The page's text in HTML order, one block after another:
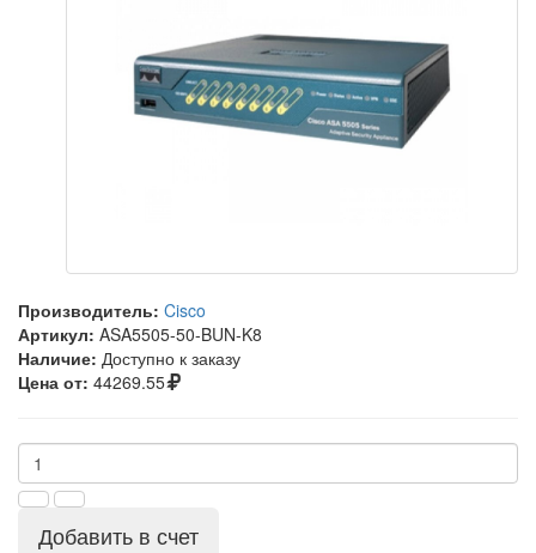
Производитель: Cisco
Артикул: ASA5505-50-BUN-K8
Наличие: Доступно к заказу
Цена от: 44269.55
Добавить в счет